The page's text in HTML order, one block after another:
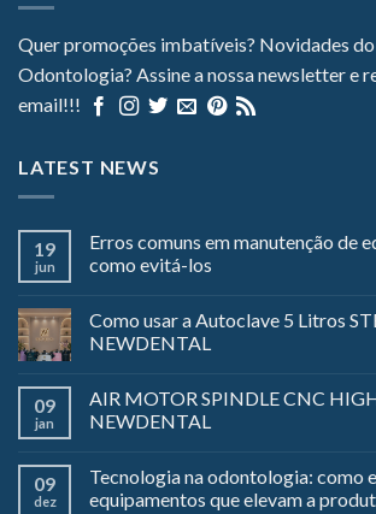
Quer promoções imbatíveis? Novidades
Odontologia? Assine a nossa newsletter e
email!!!
LATEST NEWS
19
jun
Erros comuns em manutenção de
como evitá-los
Como usar a Autoclave 5 Litros
NEWDENTAL
09
jan
AIR MOTOR SPINDLE CNC
NEWDENTAL
09
dez
Tecnologia na odontologia: como
equipamentos que elevam a